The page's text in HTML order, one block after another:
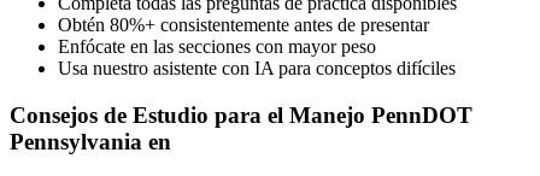
Obtén 80%+ consistentemente antes de presentar
Enfócate en las secciones con mayor peso
Usa nuestro asistente con IA para conceptos difíciles
Consejos de Estudio para el Manejo PennDOT
Pennsylvania en